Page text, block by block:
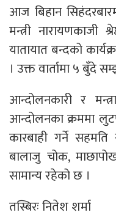
आज बिहान
मन्त्री नारायणकाजी
यातायात बन्दको
। उक्त वार्तामा ५ बुँदे
आन्दोलनकारी र
आन्दोलनका क्रममा
कारबाही गर्ने
बालाजु चोक,
सामान्य रहेको छ ।
तस्बिरः नितेश शर्मा